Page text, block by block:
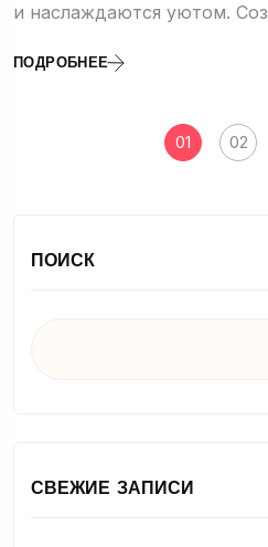
и наслаждаются уютом.
ПОДРОБНЕЕ
01 02
ПОИСК
СВЕЖИЕ ЗАПИСИ